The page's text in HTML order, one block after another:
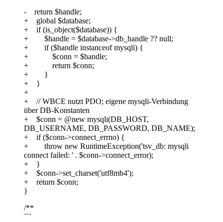
- return $handle;
+ global $database;
+ if (is_object($database)) {
+ $handle = $database->db_handle ?? null;
+ if ($handle instanceof mysqli) {
+ $conn = $handle;
+ return $conn;
+ }
+ }
+
+ // WBCE nutzt PDO; eigene mysqli-Verbindung
über DB-Konstanten
+ $conn = @new mysqli(DB_HOST,
DB_USERNAME, DB_PASSWORD, DB_NAME);
+ if ($conn->connect_errno) {
+ throw new RuntimeException('tsv_db: mysqli
connect failed: ' . $conn->connect_error);
+ }
+ $conn->set_charset('utf8mb4');
+ return $conn;
}
/**
```